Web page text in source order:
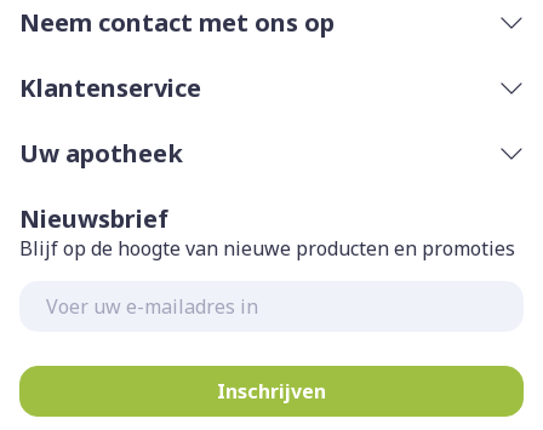
Neem contact met ons op
Klantenservice
Uw apotheek
Nieuwsbrief
Blijf op de hoogte van nieuwe producten en promoties
Inschrijven